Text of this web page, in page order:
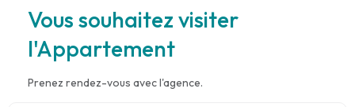
Vous souhaitez visiter
l'Appartement
Prenez rendez-vous avec l'agence.